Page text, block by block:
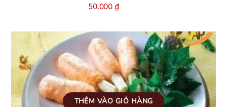
50.000 ₫
THÊM VÀO GIỎ HÀNG